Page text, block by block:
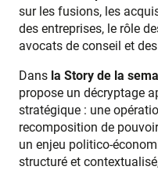
sur les fusions, les
des entreprises, le rôle
avocats de conseil et
Dans la Story de la
propose un décryptage
stratégique : une
recomposition de
un enjeu politico-
structuré et